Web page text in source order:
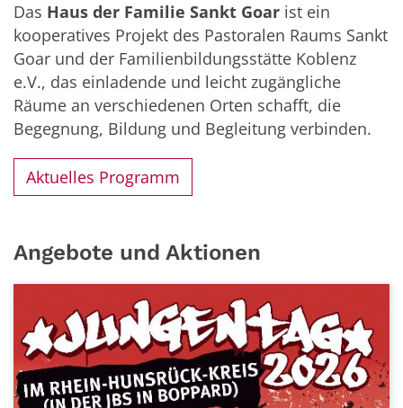
Das Haus der Familie Sankt Goar ist ein
kooperatives Projekt des Pastoralen Raums Sankt
Goar und der Familienbildungsstätte Koblenz
e.V., das einladende und leicht zugängliche
Räume an verschiedenen Orten schafft, die
Begegnung, Bildung und Begleitung verbinden.
Aktuelles Programm
Angebote und Aktionen